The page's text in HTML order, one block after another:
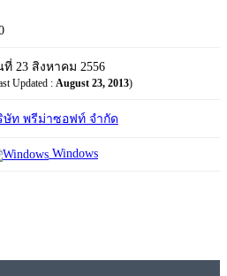
ที่ 23 สิงหาคม 2556
Updated : August 23, 2013)
ษัท พรีม่าซอฟท์ จำกัด
Windows